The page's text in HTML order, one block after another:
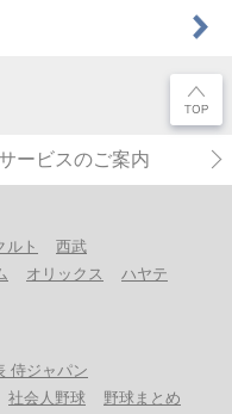
ービスのご案内
ルト
西武
オリックス
ハヤテ
侍ジャパン
社会人野球 野球まとめ